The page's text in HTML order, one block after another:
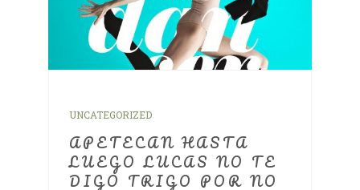
UNCATEGORIZED
APETECAN HASTA
LUEGO LUCAS NO TE
DIGO TRIGO POR NO